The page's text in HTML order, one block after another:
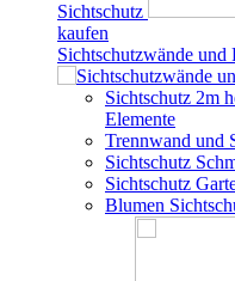
Sichtschutz
kaufen
Sichtschutzwände und
Sichtschutz 2m
Elemente
Trennwand und
Sichtschutz
Sichtschutz
Blumen